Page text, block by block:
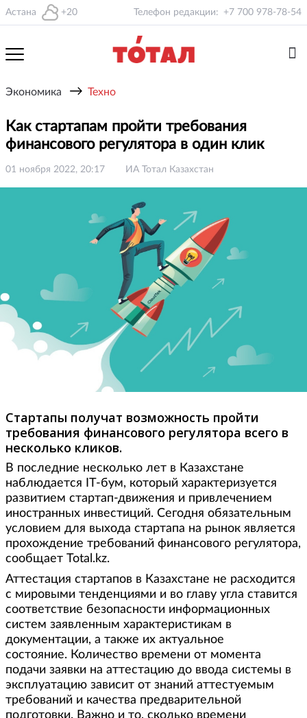
Астана +20 Телефон редакции: +7 700 978-78-54
Экономика → Техно
Как стартапам пройти требования
финансового регулятора в один клик
01 ноября 2022, 20:17 ИА Тотал Казахстан
Стартапы получат возможность пройти
требования финансового регулятора всего в
несколько кликов.
В последние несколько лет в Казахстане
наблюдается IT-бум, который характеризуется
развитием стартап-движения и привлечением
иностранных инвестиций. Сегодня обязательным
условием для выхода стартапа на рынок является
прохождение требований финансового регулятора,
сообщает Total.kz.
Аттестация стартапов в Казахстане не расходится
с мировыми тенденциями и во главу угла ставится
соответствие безопасности информационных
систем заявленным характеристикам в
документации, а также их актуальное
состояние. Количество времени от момента
подачи заявки на аттестацию до ввода системы в
эксплуатацию зависит от знаний аттестуемым
требований и качества предварительной